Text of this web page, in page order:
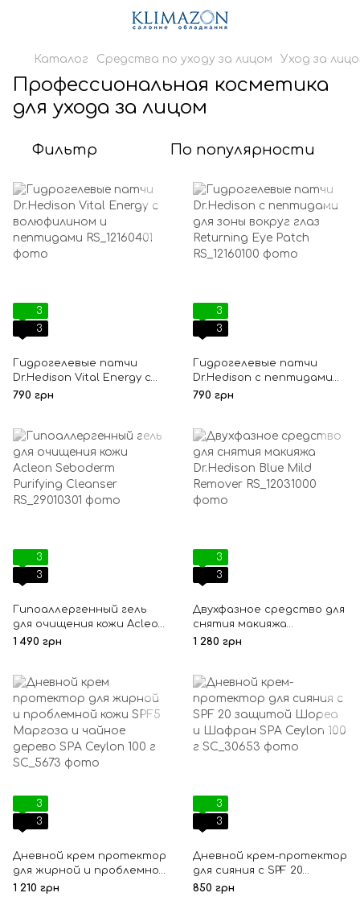
Каталог Средства по уходу за лицом Уход за
Профессиональная косметика
для ухода за лицом
Фильтр По популярности
3
3
Гидрогелевые патчи
Dr.Hedison Vital Energy с
волюфилином и
790 грн
3
3
Гидрогелевые патчи
Dr.Hedison с пептидами
для зоны вокруг глаз
790 грн
3
3
Гипоаллергенный гель
для очищения кожи Acleon
Seboderm Purifying
1 490 грн
3
3
Двухфазное средство для
снятия макияжа
Dr.Hedison Blue Mild
1 280 грн
3
3
Дневной крем протектор
для жирной и проблемной
кожи SPF5 Маргоза и
1 210 грн
3
3
Дневной крем-протектор
для сияния с SPF 20
защитой Шореа и
850 грн